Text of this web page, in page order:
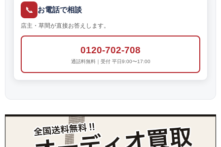
📞 お電話で相談
店主・草間が直接お答えします。
0120-702-708
通話料無料｜受付 平日9:00〜17:00